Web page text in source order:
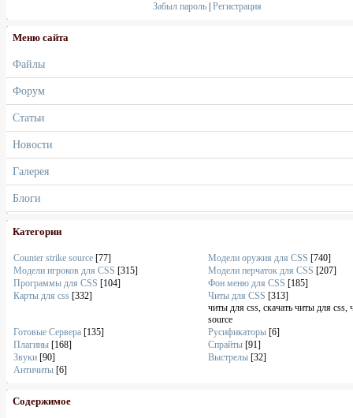
Забыл пароль |Регистрация
Меню сайта
Файлы
Форум
Статьи
Новости
Галерея
Блоги
Категории
Counter strike source [77] Модели оружия для CSS [740]
Модели игроков для CSS [315] Модели перчаток для CSS [207]
Программы для CSS [104] Фон меню для CSS [185]
Карты для css [332] Читы для CSS [313]
читы для css, скачать читы для css,
source
Готовые Сервера [135] Русификаторы [6]
Плагины [168] Спрайты [91]
Звуки [90] Выстрелы [32]
Античиты [6]
Содержимое